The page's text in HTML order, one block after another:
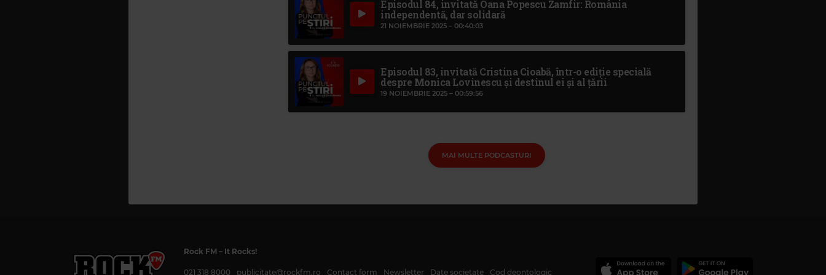
Episodul 84, invitată Oana Popescu Zamfir: România
independentă, dar solidară
21 NOIEMBRIE 2025 – 00:40:03
Episodul 83, invitată Cristina Cioabă, într-o ediție specială
despre Monica Lovinescu și destinul ei și al țării
19 NOIEMBRIE 2025 – 00:59:56
MAI MULTE PODCASTURI
Rock FM– It Rocks!
021 318 8000 publicitate@rockfm.ro Contact form Newsletter Date societate Cod deontologic